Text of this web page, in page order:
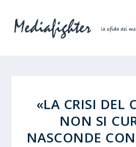
«LA CRISI DEL
NON SI
NASCONDE